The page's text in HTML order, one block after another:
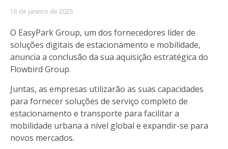
16 de janeiro de 2025
O EasyPark Group, um dos fornecedores líder de
soluções digitais de estacionamento e mobilidade,
anuncia a conclusão da sua aquisição estratégica do
Flowbird Group.
Juntas, as empresas utilizarão as suas capacidades
para fornecer soluções de serviço completo de
estacionamento e transporte para facilitar a
mobilidade urbana a nível global e expandir-se para
novos mercados.